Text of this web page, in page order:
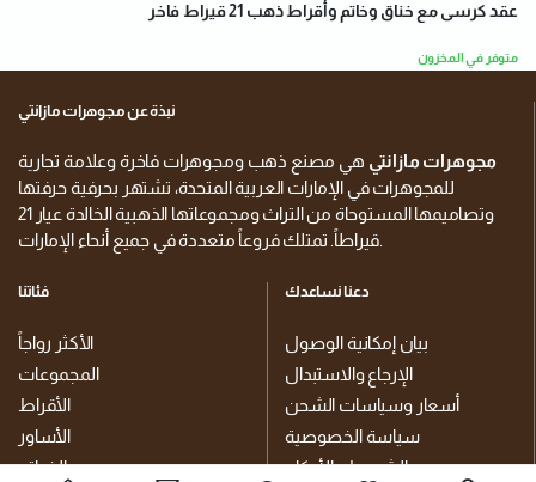
عقد كرسى مع خناق وخاتم وأقراط ذهب 21 قيراط فاخر
متوفر في المخزون
نبذة عن مجوهرات مازانتي
مجوهرات مازانتي هي مصنع ذهب ومجوهرات فاخرة وعلامة تجارية
للمجوهرات في الإمارات العربية المتحدة، تشتهر بحرفية حرفتها
وتصاميمها المستوحاة من التراث ومجموعاتها الذهبية الخالدة عيار 21
فئاتنا
الأكثر رواجاً
المجموعات
الأقراط
الأساور
الخواتم
دعنا نساعدك
بيان إمكانية الوصول
الإرجاع والاستبدال
أسعار وسياسات الشحن
سياسة الخصوصية
الشروط والأحكام